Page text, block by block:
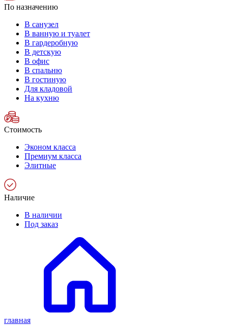
По назначению
В санузел
В ванную и туалет
В гардеробную
В детскую
В офис
В спальню
В гостиную
Для кладовой
На кухню
Стоимость
Эконом класса
Премиум класса
Элитные
Наличие
В наличии
Под заказ
главная